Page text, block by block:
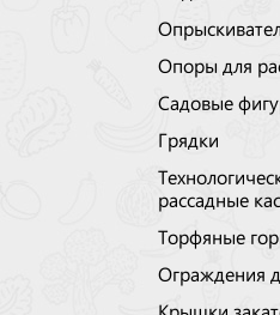
Опоры для
Садовые
Грядки
рассадные
Торфяные
Ограждения
Крышки